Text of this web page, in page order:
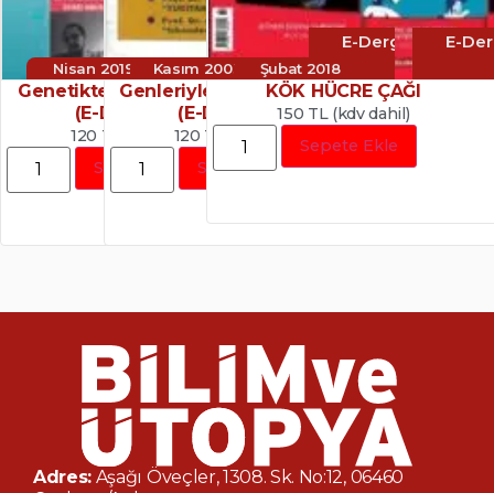
Nisan 2019
E-Dergi
Genetikte Devrim: CRISPR
(E-Dergi/PDF)
120 TL (kdv dahil)
Sepete Ekle
Kasım 2003
E-
Genleriyle Oynanan Tarım
(E-Dergi/PDF)
120 TL (kdv dahil)
Sepete Ekle
Şubat 2018
KÖK HÜCRE ÇAĞI
150 TL (kdv dahil)
Sepete Ekle
Adres: Aşağı Öveçler, 1308. Sk. No:12, 06460